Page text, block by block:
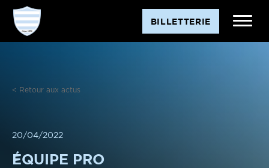
Aller
contenu
BILLETTERIE
< Retour aux actus
20/04/2022
ÉQUIPE PRO